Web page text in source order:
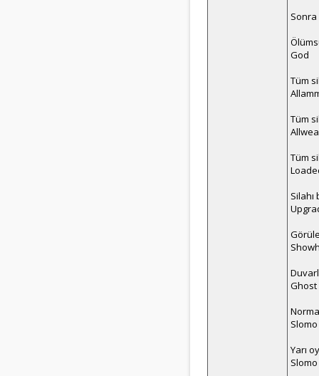
Sonra
God
Tüm
Tüm
Tüm
Ghost
Slomo
Yarı
Slomo